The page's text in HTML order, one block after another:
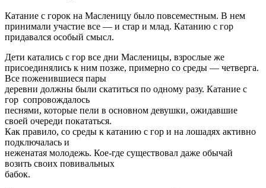
Катание с горок на Масленицу было повсеместным. В нем
принимали участие все — и стар и млад. Катанию с гор
придавался особый смысл.
Дети катались с гор все дни Масленицы, взрослые же
присоединялись к ним позже, примерно со среды — четверга.
Все поженившиеся пары
деревни должны были скатиться по одному разу. Катание с
гор сопровождалось
песнями, которые пели в основном девушки, ожидавшие
своей очереди покататься.
Как правило, со среды к катанию с гор и на лошадях активно
подключалась и
неженатая молодежь. Кое-где существовал даже обычай
возить своих повивальных
бабок.